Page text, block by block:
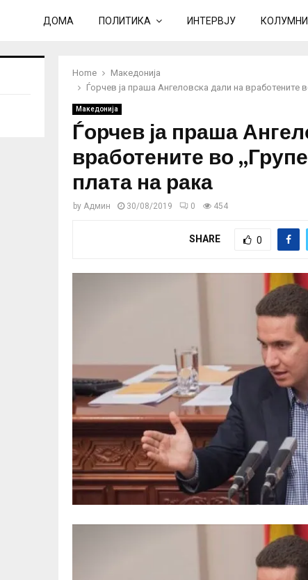
ДОМА ПОЛИТИКА ИНТЕРВЈУ КОЛУМНИ
Home
Македонија
Ѓорчев ја праша Ангеловска дали на вработените
Македонија
Ѓорчев ја праша
вработените во
плата на рака
by Админ 30/08/2019 0 454
SHARE 0